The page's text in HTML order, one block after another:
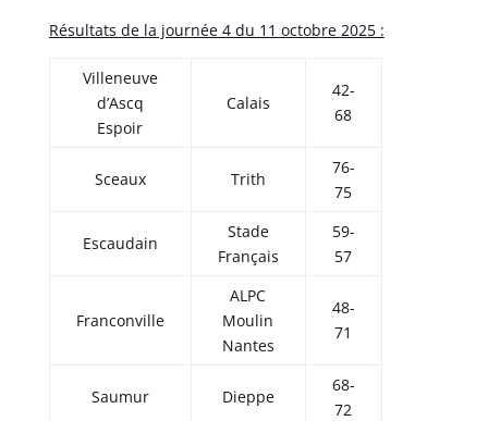
Résultats de la journée 4 du 11 octobre 2025 :
Villeneuve
d’Ascq
Espoir
Calais
42-
68
Sceaux Trith
76-
75
Escaudain
Stade
Français
59-
57
Franconville
ALPC
Moulin
Nantes
48-
71
Saumur Dieppe
68-
72